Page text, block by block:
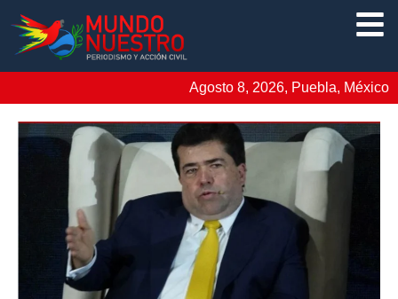
Agosto 8, 2026, Puebla, México